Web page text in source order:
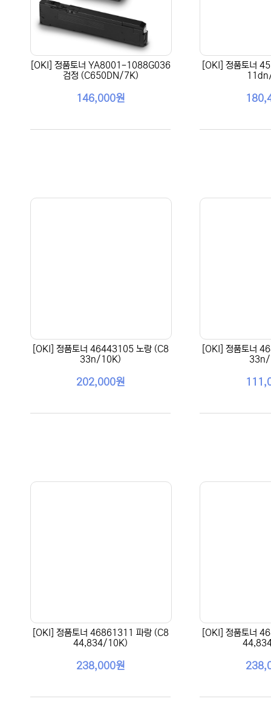
[OKI] 정품토너 YA8001-1088G036
검정 (C650DN/7K)
146,000원
[OKI] 정품토너
[OKI] 정품토너 46443105 노랑 (C8
33n/10K)
202,000원
[OKI] 정품토너
[OKI] 정품토너 46861311 파랑 (C8
44,834/10K)
238,000원
[OKI] 정품토너